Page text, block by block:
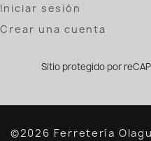
Iniciar sesión
Crear una cuenta
Sitio protegido por
©2026 Ferretería